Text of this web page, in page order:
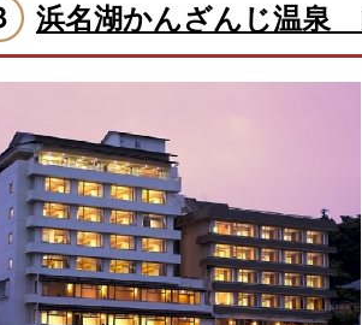
浜名湖かんざんじ温泉